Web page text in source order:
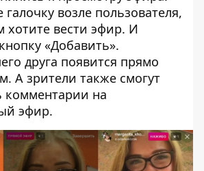
галочку возле пользователя,
хотите вести эфир. И
«Добавить».
друга появится прямо
А зрители также смогут
комментарии на
эфир.